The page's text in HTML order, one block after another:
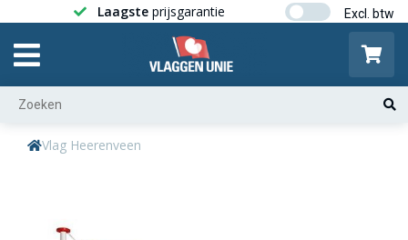
Laagste prijsgarantie Gratis
Vlag Heerenveen